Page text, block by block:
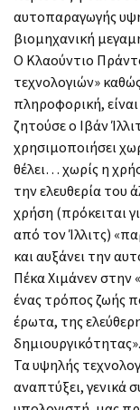
αυτοπαραγωγής
βιομηχανική
Ο Κλαούντιο
τεχνολογιών»
πληροφορική,
ζητούσε ο Ιβάν
χρησιμοποιήσει
θέλει… χωρίς η
την ελευθερία του
χρήση (πρόκειται
από τον Ίλλιτς)
και αυξάνει την
Πέκα Χιμάνεν στην
ένας τρόπος ζωής
έρωτα, της
δημιουργικότητας».
Τα υψηλής
αναπτύξει, γενικά